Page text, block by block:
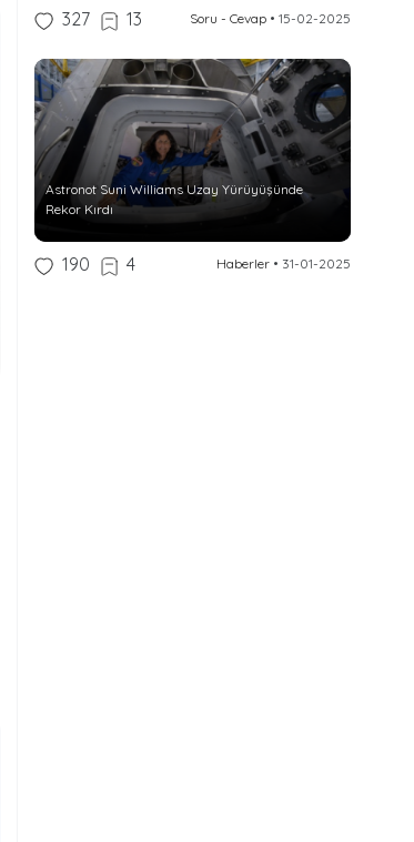
327 13 Soru - Cevap• 15-02-2025
Astronot Suni Williams Uzay Yürüyüşünde
Rekor Kırdı
190 4 Haberler• 31-01-2025